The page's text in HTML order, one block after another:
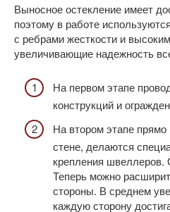
Выносное остекление имеет
поэтому в работе
с ребрами жесткости и
увеличивающие надежность
На первом этапе
конструкций и
На втором этапе
стене, делаются
крепления швеллеров.
Теперь можно
стороны. В среднем
каждую сторону